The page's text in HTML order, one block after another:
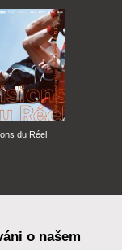
du Réel
o našem